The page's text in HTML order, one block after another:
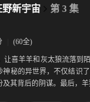
野新宇宙 第 3 集
(60全)
让喜羊羊和灰太狼流落到
神秘的异世界，不仅结识
其背后的阴谋。最后，羊